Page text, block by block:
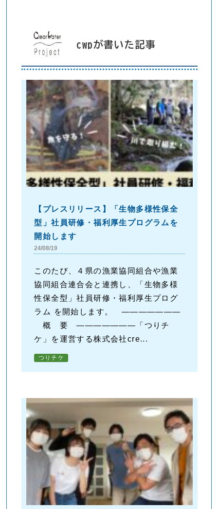
cwpが書いた記事
【プレスリリース】「生物多様性保全
型」社員研修・福利厚生プログラムを
開始します
24/08/19
このたび、４県の漁業協同組合や漁業
協同組合連合会と連携し、「生物多様
性保全型」社員研修・福利厚生プログ
ラム を開始します。 ―――――――
概 要 ―――――――「つりチ
ケ」を運営する株式会社cre...
つりチケ